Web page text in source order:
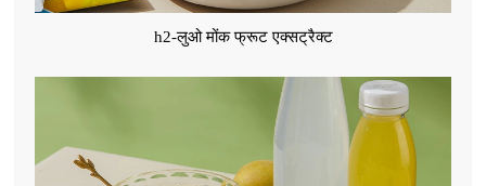
h2-लुओ मोंक फ्रूट एक्सट्रैक्ट